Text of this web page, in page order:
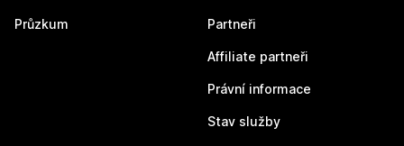
Průzkum Partneři
Affiliate partneři
Právní informace
Stav služby